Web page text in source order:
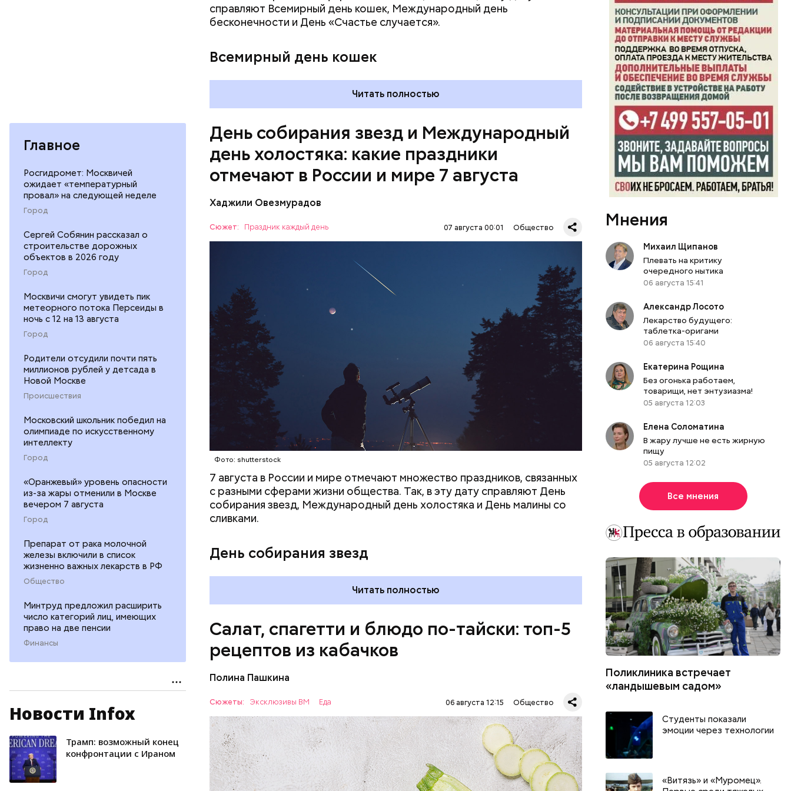
Главное
Росгидромет: Москвичей
ожидает «температурный
провал» на следующей неделе
Город
Сергей Собянин рассказал о
строительстве дорожных
объектов в 2026 году
Город
Москвичи смогут увидеть пик
метеорного потока Персеиды в
ночь с 12 на 13 августа
Город
Родители отсудили почти пять
миллионов рублей у детсада в
Новой Москве
Происшествия
Московский школьник победил на
олимпиаде по искусственному
интеллекту
Город
«Оранжевый» уровень опасности
из-за жары отменили в Москве
вечером 7 августа
Город
Препарат от рака молочной
железы включили в список
жизненно важных лекарств в РФ
Общество
Минтруд предложил расширить
число категорий лиц, имеющих
право на две пенсии
Финансы
Новости Infox
Трамп: возможный конец
конфронтации с Ираном
справляют Всемирный день кошек, Международный день
бесконечности и День «Счастье случается».
Всемирный день кошек
Читать полностью
День собирания звезд и Международный
день холостяка: какие праздники
отмечают в России и мире 7 августа
Хаджили Овезмурадов
Сюжет: Праздник каждый день 07 августа 00:01 Общество
Фото: shutterstock
7 августа в России и мире отмечают множество праздников, связанных
с разными сферами жизни общества. Так, в эту дату справляют День
собирания звезд, Международный день холостяка и День малины со
сливками.
День собирания звезд
День собирания звезд учрежден в честь метеорного потока
Персеиды, который ежегодно можно наблюдать в августе. Все
любители смотреть на звездопад 7 августа выезжают за город — в
невооруженным глазом наблюдать за падающими звездами.
Читать полностью
ЕДА ПРАЗДНИКИ ЗВЕЗДОПАД
СЛАДОСТИ
Салат, спагетти и блюдо по-тайски: топ-5
рецептов из кабачков
Полина Пашкина
Сюжеты: Эксклюзивы ВМ Еда 06 августа 12:15 Общество
Ингредиенты:
кабачок;
петрушка;
чеснок;
оливковое масло;
соль.
— Кабачки, порезанные кубиками, нужно легко обжарить на
сковороде. К ним добавляются зелень петрушки, чеснок, соль и
оливковое масло. Получается очень вкусно, — поделился рецептом
ЕДА ОВОЩИ РЕЦЕПТЫ
Мнения
Михаил Щипанов
Плевать на критику
очередного нытика
06 августа 15:41
Александр Лосото
Лекарство будущего:
таблетка-оригами
06 августа 15:40
Екатерина Рощина
Без огонька работаем,
товарищи, нет энтузиазма!
05 августа 12:03
Елена Соломатина
В жару лучше не есть жирную
пищу
05 августа 12:02
Все мнения
Поликлиника встречает
«ландышевым садом»
Студенты показали
эмоции через технологии
«Витязь» и «Муромец».